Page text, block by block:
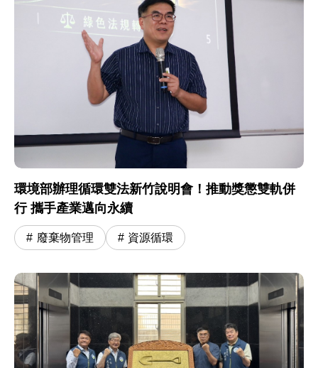
環境部辦理循環雙法新竹說明會！推動獎懲雙軌併
行 攜手產業邁向永續
廢棄物管理 資源循環